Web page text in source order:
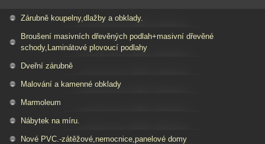
Zárubně koupelny,dlažby a obklady.
Broušení masivních dřevěných podlah+masivní dřevěné
schody,Laminátové plovoucí podlahy
Dveřní zárubně
Malování a kamenné obklady
Marmoleum
Nábytek na míru.
Nové PVC.-zátěžové,nemocnice,panelové domy